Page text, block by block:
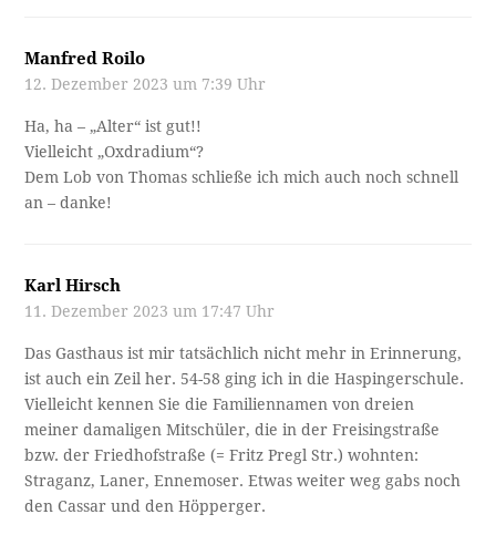
Manfred Roilo
12. Dezember 2023 um 7:39 Uhr
Ha, ha – „Alter“ ist gut!!
Vielleicht „Oxdradium“?
Dem Lob von Thomas schließe ich mich auch noch schnell
an – danke!
Karl Hirsch
11. Dezember 2023 um 17:47 Uhr
Das Gasthaus ist mir tatsächlich nicht mehr in Erinnerung,
ist auch ein Zeil her. 54-58 ging ich in die Haspingerschule.
Vielleicht kennen Sie die Familiennamen von dreien
meiner damaligen Mitschüler, die in der Freisingstraße
bzw. der Friedhofstraße (= Fritz Pregl Str.) wohnten:
Straganz, Laner, Ennemoser. Etwas weiter weg gabs noch
den Cassar und den Höpperger.